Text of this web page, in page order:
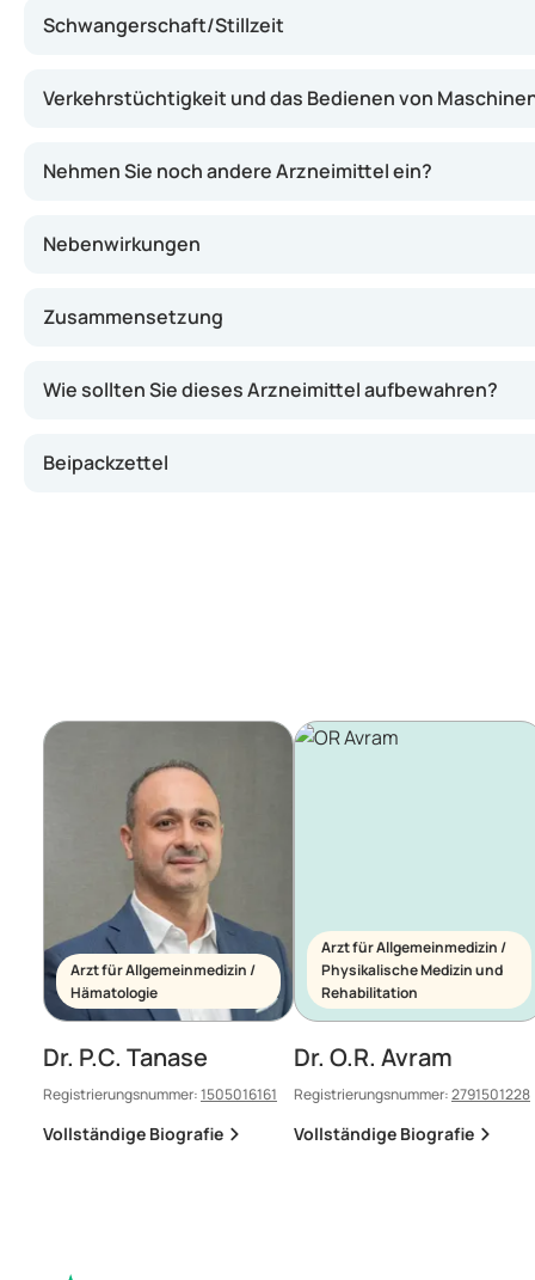
Schwangerschaft/Stillzeit
Verkehrstüchtigkeit und das Bedienen von
Nehmen Sie noch andere Arzneimittel ein?
Nebenwirkungen
Zusammensetzung
Wie sollten Sie dieses Arzneimittel aufbewahren?
Beipackzettel
Arzt für Allgemeinmedizin /
Hämatologie
Dr. P.C. Tanase
Registrierungsnummer:1505016161
Vollständige Biografie
Arzt für Allgemeinmedizin /
Physikalische Medizin und
Rehabilitation
Dr. O.R. Avram
Registrierungsnummer:2791501228
Vollständige Biografie